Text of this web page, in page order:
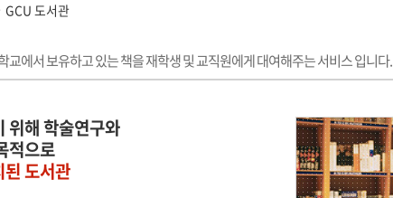
GCU 도서관
교에서 보유하고 있는 책을 재학생 및 교직원에게 대여해주는 서비스 입니다.
위해 학술연구와
적으로
된 도서관